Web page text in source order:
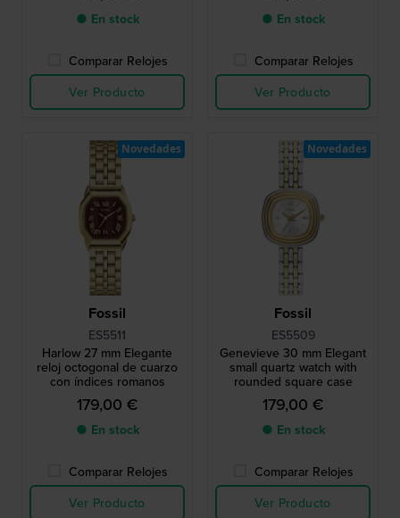
● En stock
Comparar Relojes
Ver Producto
● En stock
Comparar Relojes
Ver Producto
Fossil
ES5511
Harlow 27 mm Elegante
reloj octogonal de cuarzo
con índices romanos
179,00 €
● En stock
Comparar Relojes
Ver Producto
Novedades
Fossil
ES5509
Genevieve 30 mm Elegant
small quartz watch with
rounded square case
179,00 €
● En stock
Comparar Relojes
Ver Producto
Novedades